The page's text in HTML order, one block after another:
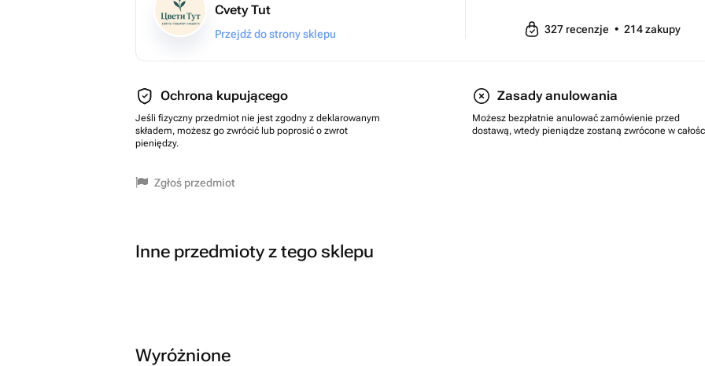
Cvety Tut
Przejdź do strony sklepu 327 recenzje • 214zakupy
Ochrona kupującego
Jeśli fizyczny przedmiot nie jest zgodny z deklarowanym
składem, możesz go zwrócić lub poprosić o zwrot
pieniędzy.
Zasady anulowania
Możesz bezpłatnie anulować zamówienie przed
dostawą, wtedy pieniądze zostaną zwrócone w
Zgłoś przedmiot
Inne przedmioty z tego sklepu
Wyróżnione